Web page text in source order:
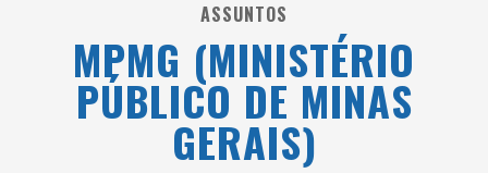
Votação para o concurso Rainha do Pedro Leopoldo Rodeio Show 2026 é liberada no G1
Suzy Brasil desembarca em Belo Horizonte nesta quinta-feira com o espetáculo “Uma Noite Horripilante”
ASSUNTOS
MPMG (MINISTÉRIO
PÚBLICO DE MINAS
GERAIS)